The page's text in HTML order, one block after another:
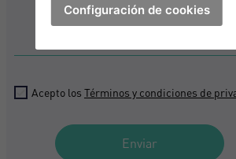
Acepto los Términos y condiciones de
Enviar
Acepto losTérminos y condiciones de
¿Has olvidado tu contraseña?
He olvidado mi contraseña
¿No tienes una cuenta?
States
+1
Configuración de cookies